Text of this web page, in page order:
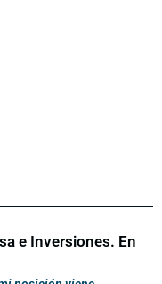
e Inversiones. En